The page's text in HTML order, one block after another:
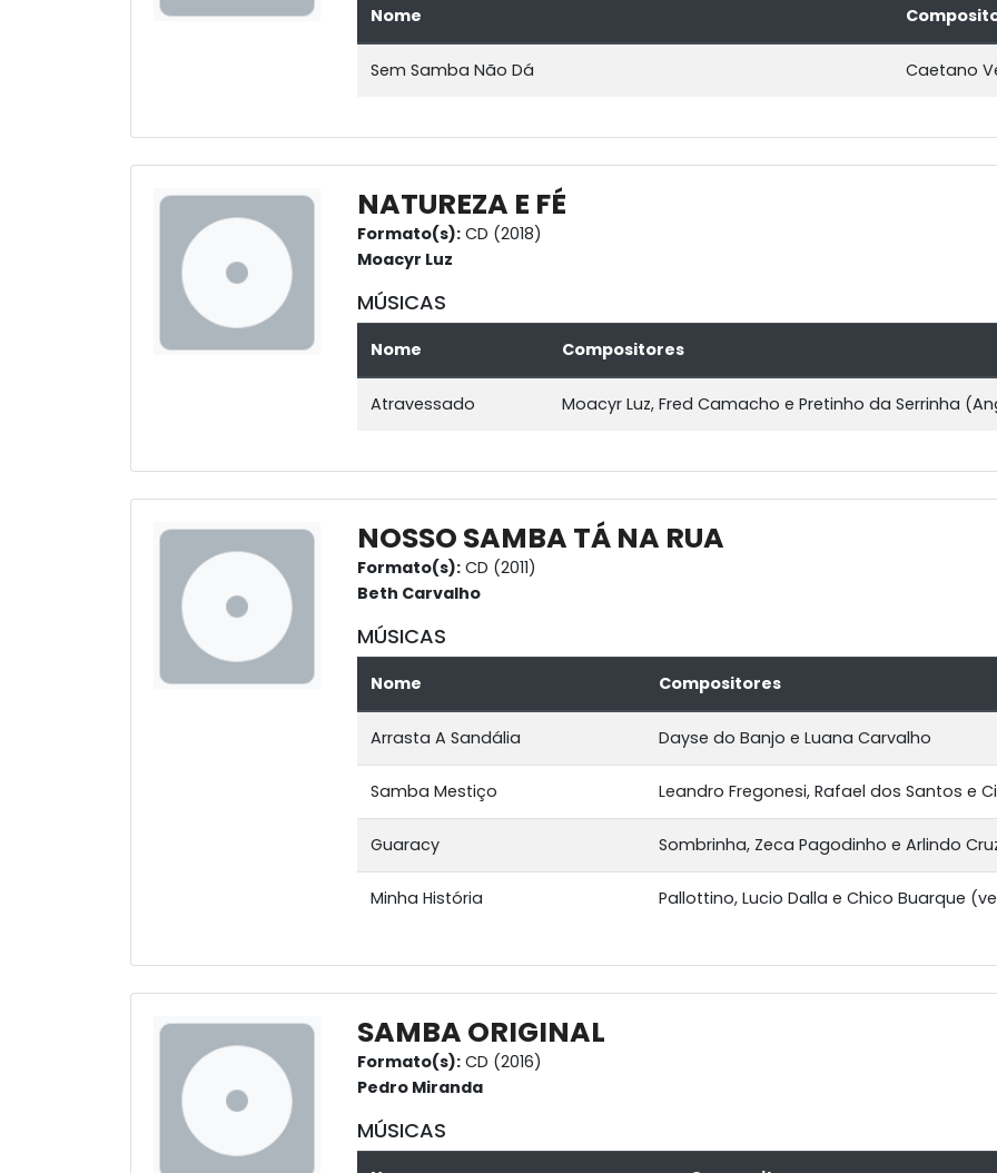
Nome
Sem Samba Não Dá Caetano
NATUREZA E FÉ
Formato(s): CD (2018)
Moacyr Luz
MÚSICAS
Nome Compositores
Atravessado Moacyr Luz, Fred Camacho e Pretinho da Serrinha
NOSSO SAMBA TÁ NA RUA
Formato(s): CD (2011)
Beth Carvalho
MÚSICAS
Nome Compositores
Arrasta A Sandália Dayse do Banjo e Luana Carvalho
Samba Mestiço Leandro Fregonesi, Rafael dos Santos e
Guaracy Sombrinha, Zeca Pagodinho e Arlindo
Minha História Pallottino, Lucio Dalla e Chico Buarque
SAMBA ORIGINAL
Formato(s): CD (2016)
Pedro Miranda
MÚSICAS